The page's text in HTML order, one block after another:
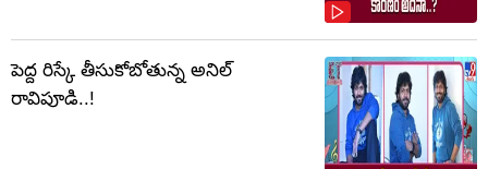
పెద్ద రిస్కే తీసుకోబోతున్న అనిల్
రావిపూడి..!